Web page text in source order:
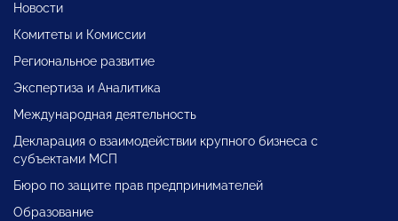
Новости
Комитеты и Комиссии
Региональное развитие
Экспертиза и Аналитика
Международная деятельность
Декларация о взаимодействии крупного бизнеса с
субъектами МСП
Бюро по защите прав предпринимателей
Образование